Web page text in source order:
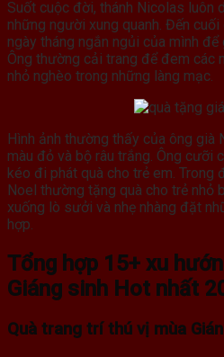
Suốt cuộc đời, thánh Nicolas luôn
những người xung quanh. Đến
ngày tháng ngắn ngủi của mình
Ông thường cải trang để đem các
nhỏ nghèo trong những làng mạc.
Hình ảnh thường thấy của ông già
màu đỏ và bộ râu trắng. Ông cưỡi
kéo đi phát quà cho trẻ em. Trong
Noel thường tặng quà cho trẻ nhỏ
xuống lò sưởi và nhẹ nhàng đặt
hợp.
Tổng hợp 15+ xu
Giáng sinh Hot nhất
Quà trang trí thú vị mùa